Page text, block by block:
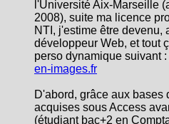
l'Université Aix-Marseille
2008), suite ma licence
NTI, j'estime être devenu,
développeur Web, et tout
perso dynamique suivant :
en-images.fr
D'abord, grâce aux bases
acquises sous Access
(étudiant bac+2 en